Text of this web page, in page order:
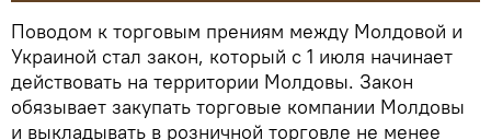
Поводом к торговым прениям между Молдовой и
Украиной стал закон, который с 1 июля начинает
действовать на территории Молдовы. Закон
обязывает закупать торговые компании Молдовы
и выкладывать в розничной торговле не менее